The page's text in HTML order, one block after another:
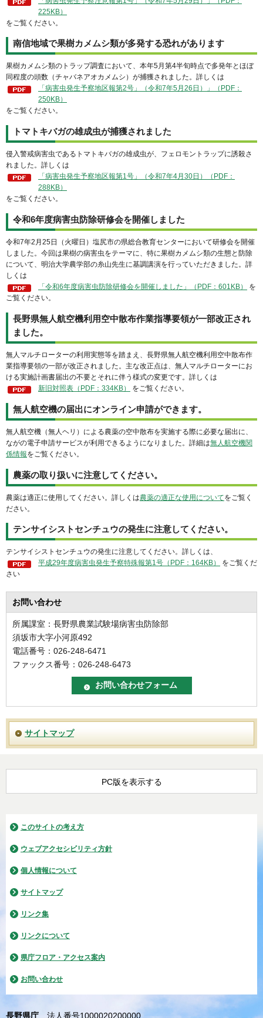
225KB）
をご覧ください。
南信地域で果樹カメムシ類が多発する恐れがあります
果樹カメムシ類のトラップ調査において、本年5月第4半旬時点で多発年とほぼ
同程度の頭数（チャバネアオカメムシ）が捕獲されました。詳しくは
「病害虫発生予察地区報第2号」（令和7年5月26日）」（PDF：
250KB）
をご覧ください。
トマトキバガの雄成虫が捕獲されました
侵入警戒病害虫であるトマトキバガの雄成虫が、フェロモントラップに誘殺さ
れました。詳しくは
「病害虫発生予察地区報第1号」（令和7年4月30日）（PDF：
288KB）
をご覧ください。
令和6年度病害虫防除研修会を開催しました
令和7年2月25日（火曜日）塩尻市の県総合教育センターにおいて研修会を開催
しました。今回は果樹の病害虫をテーマに、特に果樹カメムシ類の生態と防除
について、明治大学農学部の糸山先生に基調講演を行っていただきました。詳
しくは
「令和6年度病害虫防除研修会を開催しました」（PDF：601KB）
を
ご覧ください。
長野県無人航空機利用空中散布作業指導要領が一部改正され
ました。
無人マルチローターの利用実態等を踏まえ、長野県無人航空機利用空中散布作
業指導要領の一部が改正されました。主な改正点は、無人マルチローターにお
ける実施計画書届出の不要とそれに伴う様式の変更です。詳しくは
新旧対照表（PDF：334KB）
をご覧ください。
無人航空機の届出にオンライン申請ができます。
無人航空機（無人ヘリ）による農薬の空中散布を実施する際に必要な届出に、
ながの電子申請サービスが利用できるようになりました。詳細は無人航空機関
係情報をご覧ください。
農薬の取り扱いに注意してください。
農薬は適正に使用してください。詳しくは農薬の適正な使用についてをご覧く
ださい。
テンサイシストセンチュウの発生に注意してください。
テンサイシストセンチュウの発生に注意してください。詳しくは、
平成29年度病害虫発生予察特殊報第1号（PDF：164KB）
をご覧くだ
さい
お問い合わせ
所属課室：長野県農業試験場病害虫防除部
須坂市大字小河原492
電話番号：026-248-6471
ファックス番号：026-248-6473
サイトマップ
PC版を表示する
このサイトの考え方
ウェブアクセシビリティ方針
個人情報について
サイトマップ
リンク集
リンクについて
県庁フロア・アクセス案内
お問い合わせ
長野県庁 法人番号1000020200000